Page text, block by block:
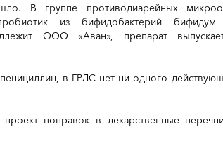
В группе противодиарейных
из бифидобактерий бифидум
ООО «Аван», препарат
в ГРЛС нет ни одного
поправок в лекарственные